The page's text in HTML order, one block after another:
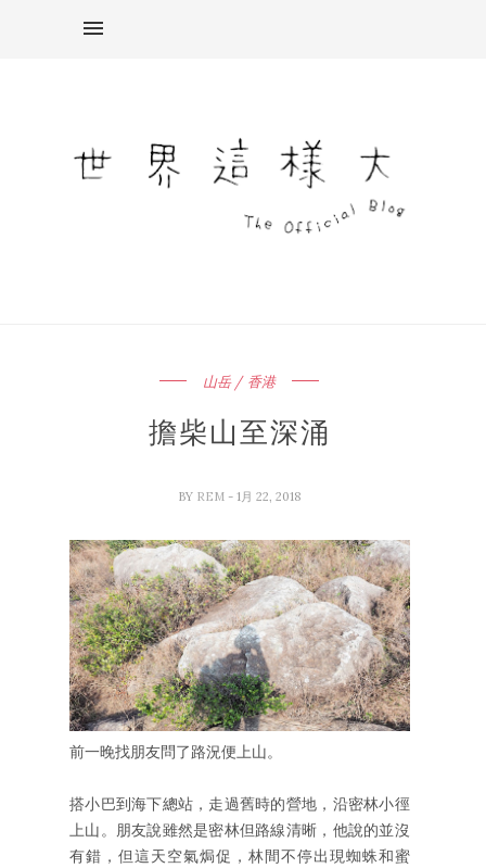
山岳 / 香港
擔柴山至深涌
BY REM - 1月 22, 2018
前一晚找朋友問了路況便上山。
搭小巴到海下總站，走過舊時的營地，沿密林小徑
上山。朋友說雖然是密林但路線清晰，他說的並沒
有錯，但這天空氣焗促，林間不停出現蜘蛛和蜜